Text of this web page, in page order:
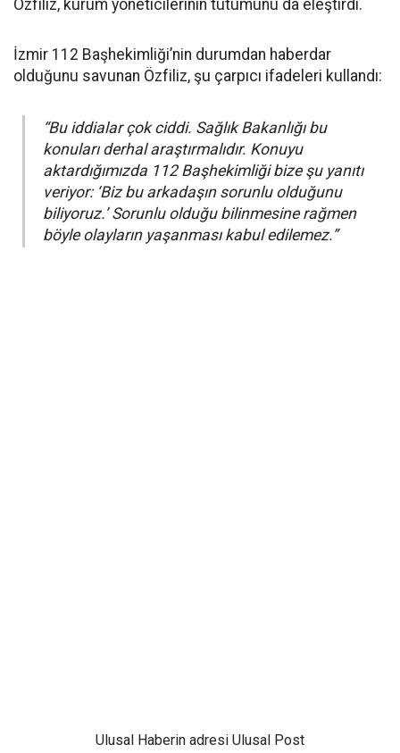
Özfiliz, kurum yöneticilerinin tutumunu da eleştirdi.
İzmir 112 Başhekimliği’nin durumdan haberdar
olduğunu savunan Özfiliz, şu çarpıcı ifadeleri kullandı:
“Bu iddialar çok ciddi. Sağlık Bakanlığı bu
konuları derhal araştırmalıdır. Konuyu
aktardığımızda 112 Başhekimliği bize şu yanıtı
veriyor: ‘Biz bu arkadaşın sorunlu olduğunu
biliyoruz.’ Sorunlu olduğu bilinmesine rağmen
böyle olayların yaşanması kabul edilemez.”
Ulusal Haberin adresi Ulusal Post